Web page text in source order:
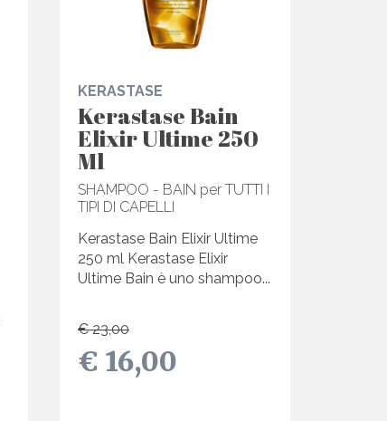
KERASTASE
Kerastase Bain
Elixir Ultime 250
Ml
SHAMPOO - BAIN per TUTTI I
TIPI DI CAPELLI
Kerastase Bain Elixir Ultime
250 ml Kerastase Elixir
Ultime Bain è uno shampoo...
€ 23,00
€ 16,00